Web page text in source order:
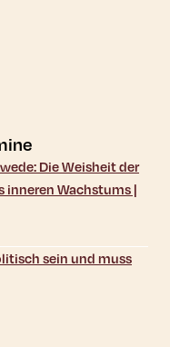
Die Weisheit der
inneren Wachstums |
sein und muss